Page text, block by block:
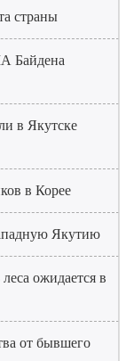
страны
Байдена
в Якутске
в Корее
Якутию
ожидается в
от бывшего